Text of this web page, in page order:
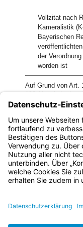
Vollzitat nach
Kameralistik
Bayerischen
der
worden ist
Auf Grund von Art.
109 Abs. 1 der
Bezirksordnung
Bayerischen
Verordnung:
Bayern.de
BayernPortal
Impressum